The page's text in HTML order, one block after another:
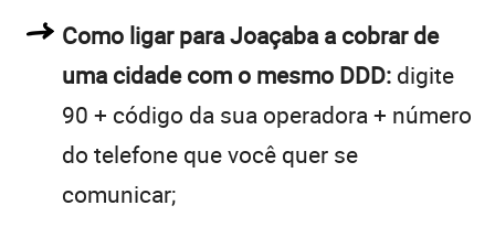
Como ligar para Joaçaba a cobrar de
uma cidade com o mesmo DDD: digite
90 + código da sua operadora + número
do telefone que você quer se
comunicar;